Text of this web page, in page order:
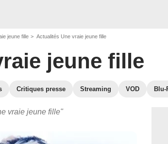
jeune fille Actualités Une vraie jeune fille
jeune fille
Critiques presse Streaming VOD Blu-
vraie jeune fille"